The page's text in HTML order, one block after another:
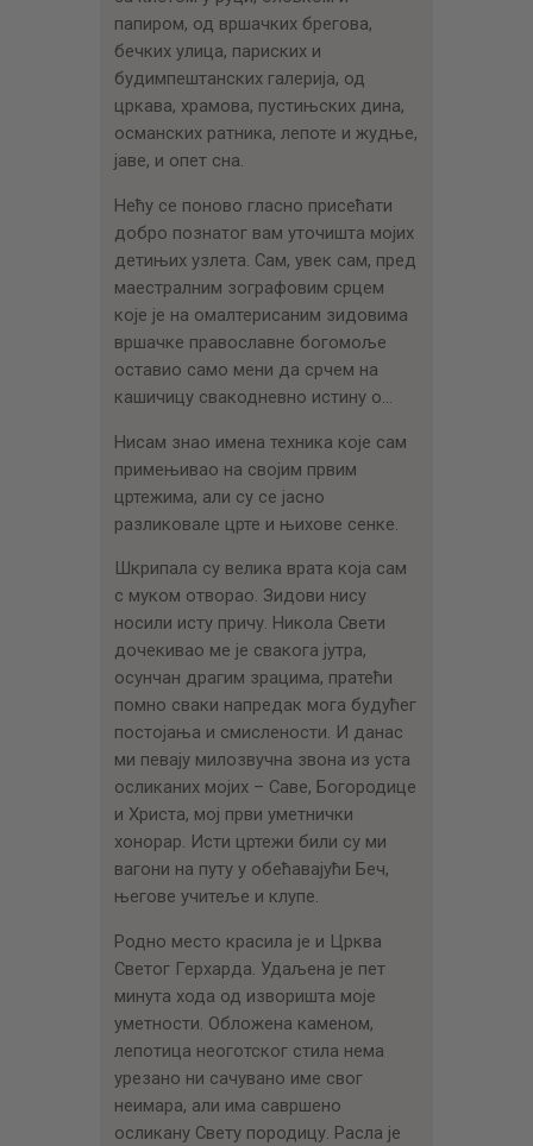
папиром, од вршачких брегова,
бечких улица, париских и
будимпештанских галерија, од
цркава, храмова, пустињских дина,
османских ратника, лепоте и жудње,
јаве, и опет сна.
Нећу се поново гласно присећати
добро познатог вам уточишта мојих
детињих узлета. Сам, увек сам, пред
маестралним зографовим срцем
које је на омалтерисаним зидовима
вршачке православне богомоље
оставио само мени да срчем на
кашичицу свакодневно истину о…
Нисам знао имена техника које сам
примењивао на својим првим
цртежима, али су се јасно
разликовале црте и њихове сенке.
Шкрипала су велика врата која сам
с муком отворао. Зидови нису
носили исту причу. Никола Свети
дочекивао ме је свакога јутра,
осунчан драгим зрацима, пратећи
помно сваки напредак мога будућег
постојања и смислености. И данас
ми певају милозвучна звона из уста
осликаних мојих – Саве, Богородице
и Христа, мој први уметнички
хонорар. Исти цртежи били су ми
вагони на путу у обећавајући Беч,
његове учитеље и клупе.
Родно место красила је и Црква
Светог Герхарда. Удаљена је пет
минута хода од изворишта моје
уметности. Обложена каменом,
лепотица неоготског стила нема
урезано ни сачувано име свог
неимара, али има савршено
осликану Свету породицу. Расла је